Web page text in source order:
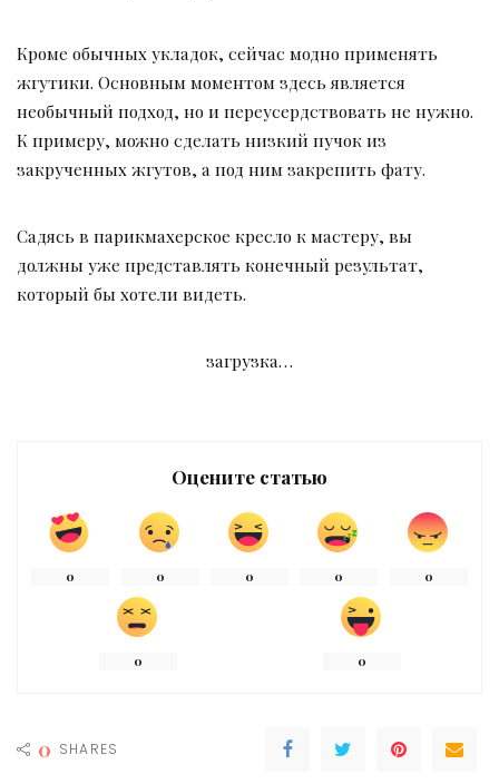
Кроме обычных укладок, сейчас модно применять
жгутики. Основным моментом здесь является
необычный подход, но и переусердствовать не нужно.
К примеру, можно сделать низкий пучок из
закрученных жгутов, а под ним закрепить фату.
Садясь в парикмахерское кресло к мастеру, вы
должны уже представлять конечный результат,
который бы хотели видеть.
загрузка…
Оцените статью
0 0 0 0 0
0 0
0 SHARES